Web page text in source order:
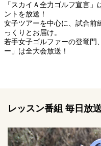
「スカイＡ全力ゴルフ宣言
ントを放送！
女子ツアーを中心に、試合前
っくりとお届け。
若手女子ゴルファーの登竜門
ー」は全大会放送！
レッスン番組 毎日放